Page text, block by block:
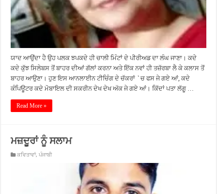
ਯਾਦ ਆਉਂਦਾ ਹੈ ਉਹ ਪਲਕ ਝਪਕਦੇ ਹੀ ਚਾਲੀ ਮਿੰਟਾਂ ਦੇ ਪੀਰੀਅਡ ਦਾ ਲੰਘ ਜਾਣਾ। ਕਦੇ
ਕਦੇ ਕੁੱਝ ਸਿਲੇਬਸ ਤੋਂ ਬਾਹਰ ਦੀਆਂ ਗੱਲਾਂ ਕਰਨਾ ਅਤੇ ਇੱਕ ਨਵਾਂ ਹੀ ਤਜ਼ੱਰਬਾ ਲੈ ਕੇ ਕਲਾਸ ਤੋਂ
ਬਾਹਰ ਆਉਣਾ। ਹੁਣ ਇਸ ਆਨਲਾਈਨ ਟੀਚਿੰਗ ਦੇ ਚੱਕਰਾਂ `ਚ ਫਸ ਜੇ ਗਏ ਆਂ, ਕਦੇ
ਕੰਪਿਊਟਰ ਕਦੇ ਮੋਬਾਇਲ ਦੀ ਸਕਰੀਨ ਦੇਖ ਦੇਖ ਅੱਕ ਜੇ ਗਏ ਆਂ। ਕਿੱਦਾਂ ਪਤਾ ਲੱਗੂ …
Read More »
ਮਜ਼ਦੂਰਾਂ ਨੂੰ ਸਲਾਮ
ਕਵਿਤਾਵਾਂ,ਪੰਜਾਬੀ